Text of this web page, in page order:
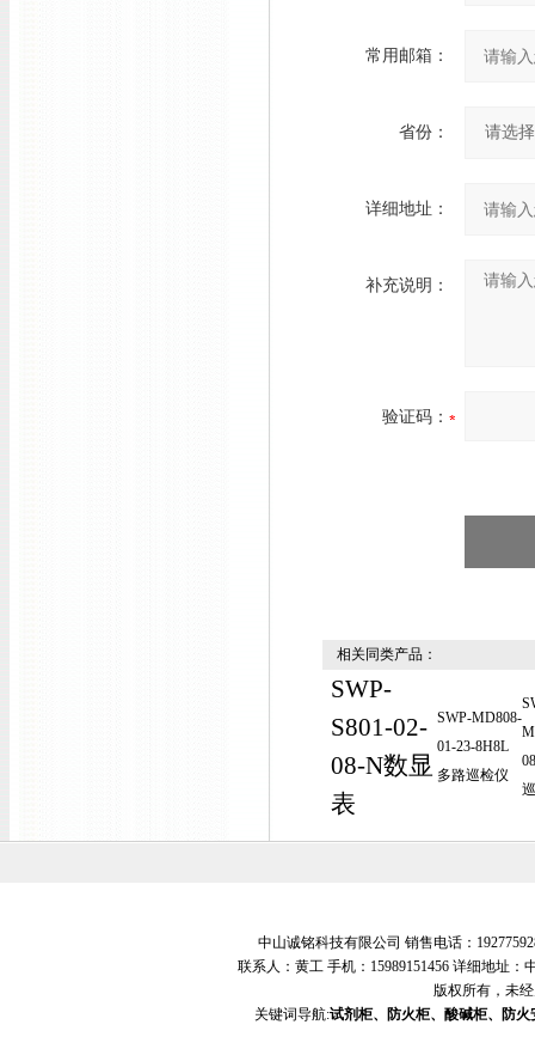
常用邮箱：
省份：
详细地址：
补充说明：
验证码：
相关同类产品：
SWP-
S801-02-
08-N数显
表
SWP-MD808-
01-23-8H8L
多路巡检仪
中山诚铭科技有限公司 销售电话：
联系人：黄工 手机：15989151456 详细地址
版权所有，未
关键词导航:试剂柜、防火柜、酸碱柜、防